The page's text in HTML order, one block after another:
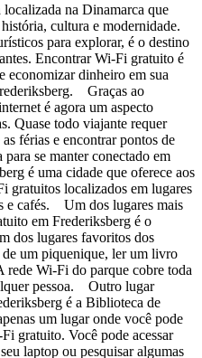
na Dinamarca que
cultura e modernidade.
para explorar, é o destino
Encontrar Wi-Fi gratuito é
economizar dinheiro em sua
Graças ao
é agora um aspecto
Quase todo viajante requer
férias e encontrar pontos de
se manter conectado em
é uma cidade que oferece aos
gratuitos localizados em lugares
e cafés. Um dos lugares mais
em Frederiksberg é o
dos lugares favoritos dos
de um piquenique, ler um livro
rede Wi-Fi do parque cobre toda
pessoa. Outro lugar
é a Biblioteca de
um lugar onde você pode
gratuito. Você pode acessar
laptop ou pesquisar algumas